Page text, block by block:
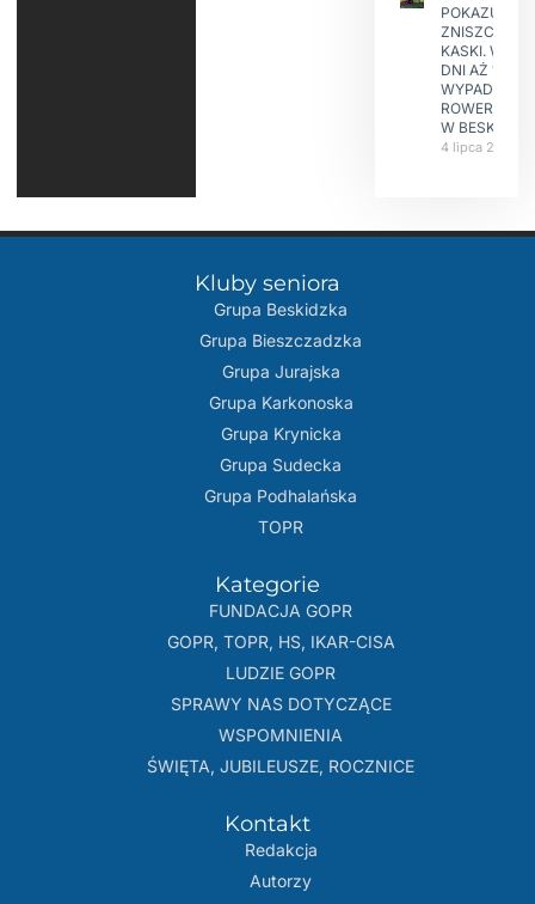
POKAZUJE
ZNISZCZONE
KASKI. W
DNI AŻ 15
WYPADKÓW
W
4 lipca 2026
Kluby seniora
Grupa Beskidzka​
Grupa Bieszczadzka
Grupa Jurajska
Grupa Karkonoska
Grupa Krynicka
Grupa Sudecka
Grupa Podhalańska
TOPR
Kategorie
FUNDACJA GOPR
GOPR, TOPR, HS, IKAR-CISA
LUDZIE GOPR
SPRAWY NAS DOTYCZĄCE
WSPOMNIENIA
ŚWIĘTA, JUBILEUSZE, ROCZNICE
Kontakt
Redakcja
Autorzy